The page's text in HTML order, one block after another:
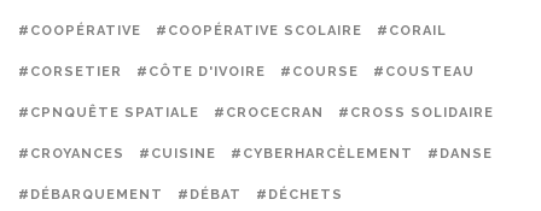
#COOPÉRATIVE #COOPÉRATIVE SCOLAIRE #CORAIL
#CORSETIER #CÔTE D'IVOIRE #COURSE #COUSTEAU
#CPNQUÊTE SPATIALE #CROCECRAN #CROSS SOLIDAIRE
#CROYANCES #CUISINE #CYBERHARCÈLEMENT #DANSE
#DÉBARQUEMENT #DÉBAT #DÉCHETS